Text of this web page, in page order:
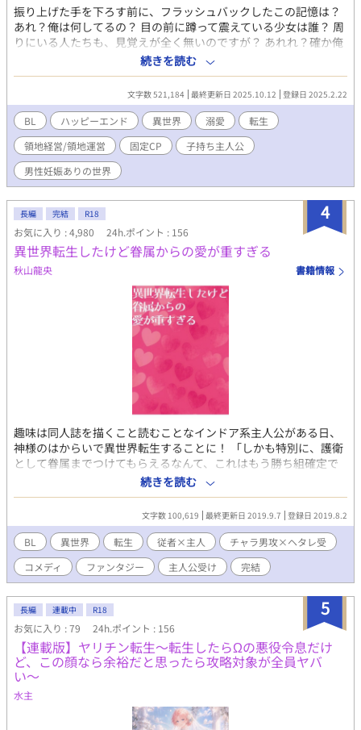
振り上げた手を下ろす前に、フラッシュバックしたこの記憶は？
あれ？俺は何してるの？ 目の前に蹲って震えている少女は誰？ 周
りにいる人たちも、見覚えが全く無いのですが？ あれれ？確か俺
は、会社のビルの外階段で同僚イケメンと浮気した彼女と別れ話
をしていたんですが？ そういえば、俺は悪くないのに(たぶん)、
罵詈雑言を浴びせられ思わず手を上げようとして、でも我に返っ
て…、その後どうしたっけ？ 混乱した中でも冷静を装ってその場
を収めた俺。 なんか、みんなズルズルヒラヒラした服を着てい
て、金髪銀髪赤髪緑髪、金瞳赤瞳青瞳紫瞳、カラフルな色を持つ
人々。 え？ここどこ？ 俺は誰？ なんで…俺……こんなに……太っ
てるの？豚だよ？白豚だよ？ えーっ！！ 知らない間に異世界転生
していて、しかも14歳の可愛い娘もいて、でもその子が後妻と腹
婚約破棄されかかっていて。 パパの俺はこの伯爵家の婿養子で白
豚で、お家の中もぐちゃぐちゃで悪人がいっぱいで、税金上げ上
げで領地も不穏でヤバヤバで。 なのに俺は今世の記憶が無い白豚
ブヒブヒの役立たず！ ヤバイ！詰んだ……。 とにかく、可愛い娘
を育てて領地を富ませて、ついでに俺はダイエットもして、なん
とか今世で幸せになってやるぞ！ ところで、人の気(オーラ)が見
えるのはこの世界のあるあるですか？ 実は暗い過去持ちの俺でし
たが、元恋人♂がチラチラしてきたり、昔の親友♂に迫られたり
と恋愛方面も忙しい！？ 白豚は今日もたいへんです！ BL展開は後
半になります。 不定期更新になります。 全てゆるゆる設定のなん
ちゃってファンタジーですので、ふわっとした気持ちでお読みく
ださい。 ※感想、コメントに返信しておりません。申し訳ござい
ません。 ※小説家になろう様、カクヨム様にも掲載しておりま
続きを読む
文字数 521,184 最終更新日 2025.10.12 登録日 2025.2.22
BL ハッピーエンド 異世界 溺愛
転生
領地経営/領地運営
固定CP
子持ち主人公
男性妊娠ありの世界
4
長編 完結 R18
お気に入り : 4,980 24h.ポイント : 156
異世界転生したけど眷属からの愛が重すぎる
秋山龍央 書籍情報
趣味は同人誌を描くこと読むことなインドア系主人公がある日、
神様のはからいで異世界転生することに！ 「しかも特別に、護衛
として眷属までつけてもらえるなんて、これはもう勝ち組確定で
は！？」 しかし喜ぶのも束の間、神様からつけられた眷属は、主
人公が元の世界で描いていた●●男で……！？ 主人公受け 見た目
チャラ男攻→→→ヘタレ主受 従者×主人
続きを読む
文字数 100,619 最終更新日 2019.9.7 登録日 2019.8.2
BL 異世界 転生 従者×主人
チャラ男攻×ヘタレ受
コメディ
ファンタジー 主人公受け 完結
5
長編 連載中 R18
お気に入り : 79 24h.ポイント : 156
【連載版】ヤリチン転生〜転生したらΩの悪役令息だけ
ど、この顔なら余裕だと思ったら攻略対象が全員ヤバ
い〜
水主